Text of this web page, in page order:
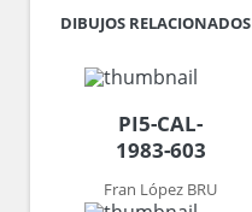
DIBUJOS RELACIONADOS
PI5-CAL-
1983-603
Fran López BRU